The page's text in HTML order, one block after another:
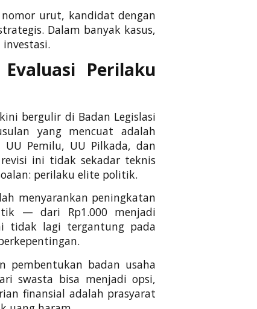
urut, kandidat dengan
Dalam banyak kasus,
Perilaku
bergulir di Badan Legislasi
yang mencuat adalah
UU Pemilu, UU Pilkada, dan
ini tidak sekadar teknis
perilaku elite politik.
menyarankan peningkatan
— dari Rp1.000 menjadi
tidak lagi tergantung pada
pembentukan badan usaha
swasta bisa menjadi opsi,
finansial adalah prasyarat